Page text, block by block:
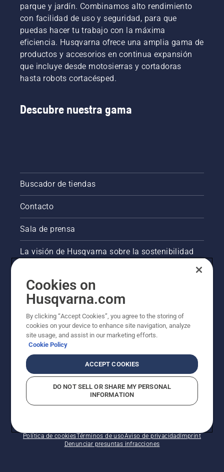
parque y jardín. Combinamos alto rendimiento
con facilidad de uso y seguridad, para que
puedas hacer tu trabajo con la máxima
eficiencia. Husqvarna ofrece una amplia gama de
productos y accesorios en continua expansión
que incluye desde motosierras y cortadoras
hasta robots cortacésped.
Descubre nuestra gama
Buscador de tiendas
Contacto
Sala de prensa
La visión de Husqvarna sobre la sostenibilidad
Otros sitios de Husqvarna
© Husqvarna AB (publ). Todos los derechos
Política de cookiesTérminos de usoAviso de privacidadImprint
Denunciar presuntas infracciones
Cookies on
Husqvarna.com
By clicking “Accept Cookies”, you agree to the storing of
cookies on your device to enhance site navigation, analyze
site usage, and assist in our marketing efforts.
Cookie Policy
ACCEPT COOKIES
DO NOT SELL OR SHARE MY PERSONAL
INFORMATION